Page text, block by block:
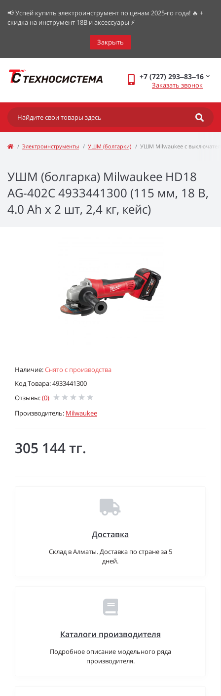
📢 Успей купить электроинструмент по ценам 2025-го года! 🔥 +
скидка на инструмент 18В и аксессуары ⚡️
Закрыть
+7 (727) 293‒83‒16
Заказать звонок
Электроинструменты УШМ (болгарки) УШМ Milwaukee с
УШМ (болгарка) Milwaukee HD18
AG-402С 4933441300 (115 мм, 18 В,
4.0 Ah x 2 шт, 2,4 кг, кейс)
Наличие:Снято с производства
Код Товара: 4933441300
Отзывы:(0)
Производитель: Milwaukee
305 144 тг.
Доставка
Склад в Алматы. Доставка по стране за 5
дней.
Каталоги производителя
Подробное описание модельного ряда
производителя.